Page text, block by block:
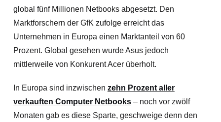
global fünf Millionen Netbooks abgesetzt. Den
Marktforschern der GfK zufolge erreicht das
Unternehmen in Europa einen Marktanteil von 60
Prozent. Global gesehen wurde Asus jedoch
mittlerweile von Konkurent Acer überholt.
In Europa sind inzwischen zehn Prozent aller
verkauften Computer Netbooks– noch vor zwölf
Monaten gab es diese Sparte, geschweige denn den